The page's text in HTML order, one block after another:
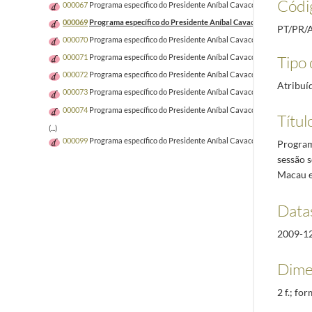
000067 Programa específico do Presidente Aníbal Cavaco Silva por
000069Programa específico do Presidente Aníbal Cavaco Silva e Maria
000070 Programa específico do Presidente Aníbal Cavaco Silva por
000071 Programa específico do Presidente Aníbal Cavaco Silva e Maria
000072 Programa específico do Presidente Aníbal Cavaco Silva por
000073 Programa específico do Presidente Aníbal Cavaco Silva e Maria
000074 Programa específico do Presidente Aníbal Cavaco Silva e Maria
(...)
000099 Programa específico do Presidente Aníbal Cavaco Silva e Maria
PT/PR/
Tipo
sessão
Macau
2009-
2 f.;